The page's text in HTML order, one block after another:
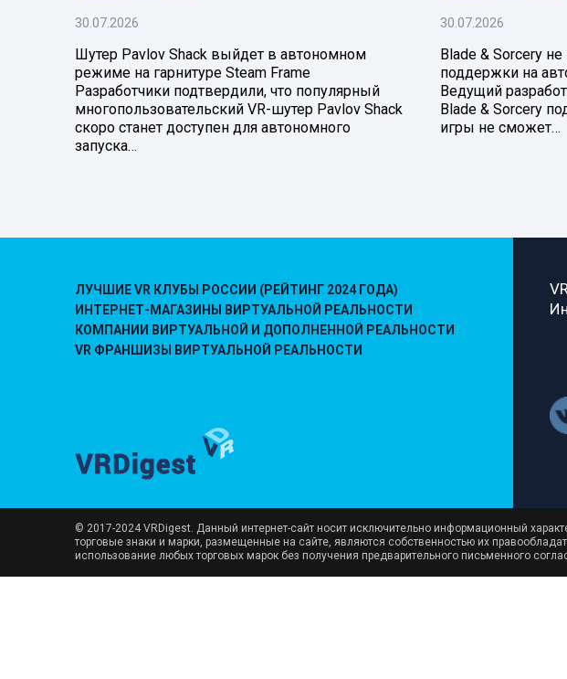
30.07.2026
Шутер Pavlov Shack выйдет в автономном
режиме на гарнитуре Steam Frame
Разработчики подтвердили, что популярный
многопользовательский VR-шутер Pavlov Shack
скоро станет доступен для автономного
запуска…
30.07.2026
Blade & Sorcery
поддержки на
Ведущий
Blade & Sorcery
игры не сможет…
ЛУЧШИЕ VR КЛУБЫ РОССИИ (РЕЙТИНГ 2024 ГОДА)
ИНТЕРНЕТ-МАГАЗИНЫ ВИРТУАЛЬНОЙ РЕАЛЬНОСТИ
КОМПАНИИ ВИРТУАЛЬНОЙ И ДОПОЛНЕННОЙ РЕАЛЬНОСТИ
VR ФРАНШИЗЫ ВИРТУАЛЬНОЙ РЕАЛЬНОСТИ
© 2017-2024 VRDigest. Данный интернет-сайт носит исключительно информационный
торговые знаки и марки, размещенные на сайте, являются собственностью их
использование любых торговых марок без получения предварительного письменного